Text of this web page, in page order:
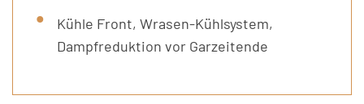
Kühle Front, Wrasen-Kühlsystem,
Dampfreduktion vor Garzeitende